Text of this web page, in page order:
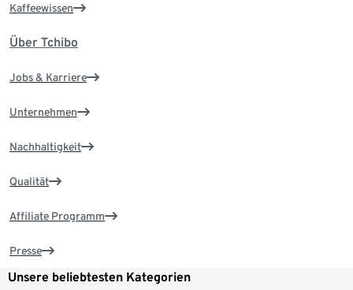
Kaffeewissen
Über Tchibo
Jobs & Karriere
Unternehmen
Nachhaltigkeit
Qualität
Affiliate Programm
Presse
Unsere beliebtesten Kategorien